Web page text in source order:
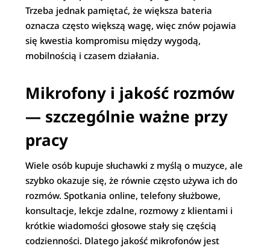
Trzeba jednak pamiętać, że większa bateria
oznacza często większą wagę, więc znów pojawia
się kwestia kompromisu między wygodą,
mobilnością i czasem działania.
Mikrofony i jakość rozmów
— szczególnie ważne przy
pracy
Wiele osób kupuje słuchawki z myślą o muzyce, ale
szybko okazuje się, że równie często używa ich do
rozmów. Spotkania online, telefony służbowe,
konsultacje, lekcje zdalne, rozmowy z klientami i
krótkie wiadomości głosowe stały się częścią
codzienności. Dlatego jakość mikrofonów jest